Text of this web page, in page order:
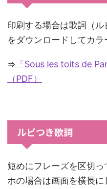
印刷する場合は歌詞（
をダウンロードしてカラ
⇒ 「Sous les toits de
（PDF）
ルビつき歌詞
短めにフレーズを区切
ホの場合は画面を横長